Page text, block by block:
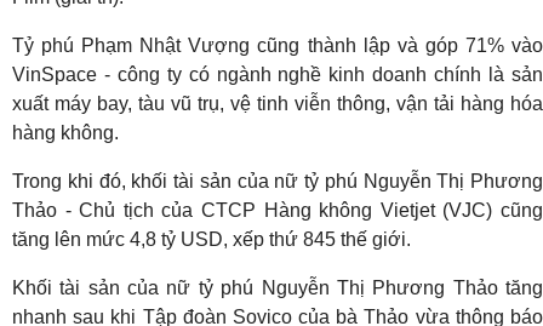
Tỷ phú Phạm Nhật Vượng cũng thành lập và góp 71% vào
VinSpace - công ty có ngành nghề kinh doanh chính là sản
xuất máy bay, tàu vũ trụ, vệ tinh viễn thông, vận tải hàng hóa
hàng không.
Trong khi đó, khối tài sản của nữ tỷ phú Nguyễn Thị Phương
Thảo - Chủ tịch của CTCP Hàng không Vietjet (VJC) cũng
tăng lên mức 4,8 tỷ USD, xếp thứ 845 thế giới.
Khối tài sản của nữ tỷ phú Nguyễn Thị Phương Thảo tăng
nhanh sau khi Tập đoàn Sovico của bà Thảo vừa thông báo